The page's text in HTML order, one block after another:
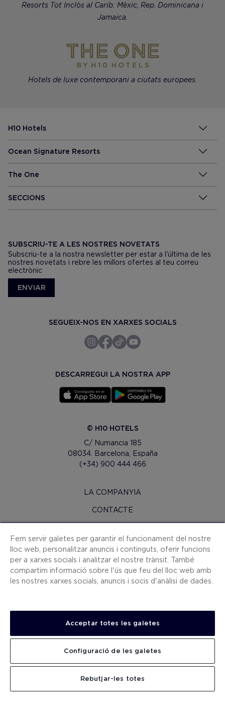
CERCAR
Resorts Tot Inclòs al Carib: Mèxic, Rep. Dominicana i
Jamaica.
Hotels de luxe contemporani a ciutats europees.
H10 Hotels
Ocean Signature Resorts
The One
SECCIONS
SUBSCRIU-TE A LES NOSTRES NOVETATS
Subscriu-te a la nostra newsletter per estar a l'última de les
nostres novetats i rebre les millors ofertes al teu correu
electrònic
ENVIAR
SEGUEIX-NOS EN XARXES SOCIALS
DESCARREGUI LA NOSTRA APP
© H10 HOTELS
C/ Numancia 185
08034. Barcelona, España
(+34) 900 444 466
LA COMPANYIA
CONTACTE
SALA DE PREMSA
MAPA WEB
CONDICIONS CONTRACTACIÓ
CANAL DE DENÚNCIES
TREBALLA AMB NOSALTRES
..
Fem servir galetes per garantir el funcionament del nostre
lloc web, personalitzar anuncis i continguts, oferir funcions
per a xarxes socials i analitzar el nostre trànsit. També
compartim informació sobre l'ús que feu del lloc web amb
les nostres xarxes socials, anuncis i socis d'anàlisi de dades.
Acceptar totes les galetes
Rebutjar-les totes
Configuració de les galetes